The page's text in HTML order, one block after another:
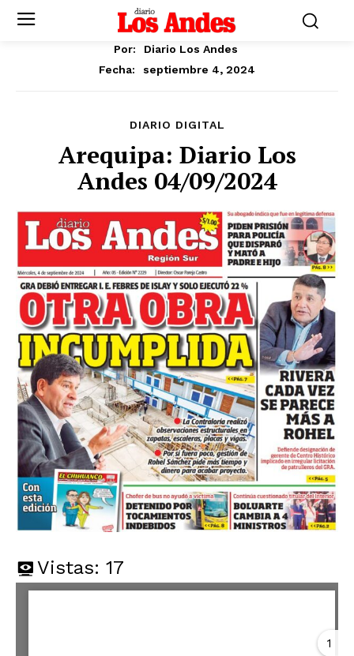
Por:
Diario Los Andes
Fecha:
septiembre 4, 2024
DIARIO DIGITAL
Arequipa: Diario Los
Andes 04/09/2024
Vistas: 17
1